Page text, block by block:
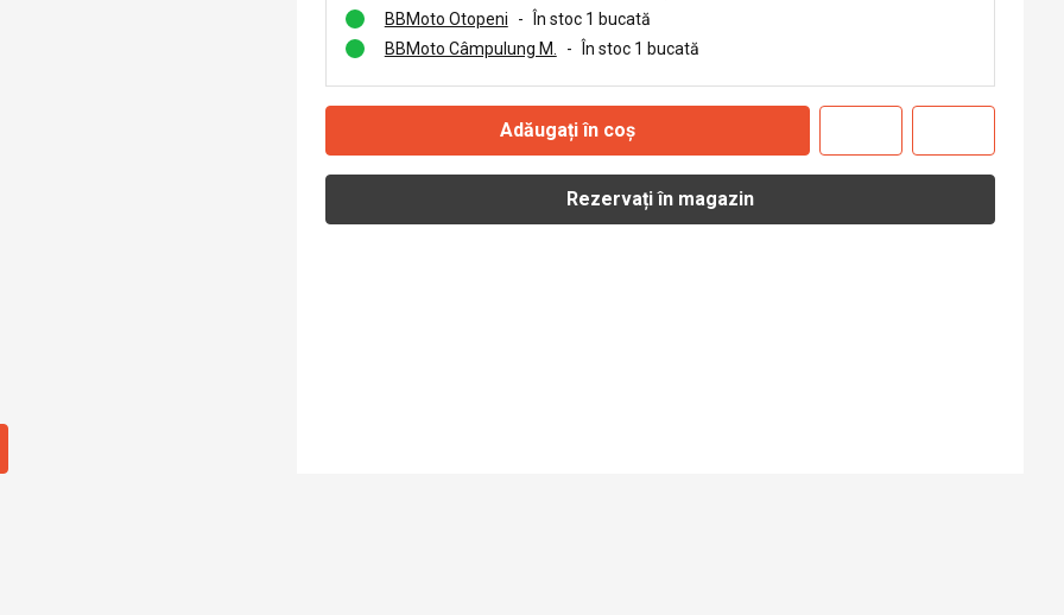
BBMoto Otopeni
- În stoc 1 bucată
BBMoto Câmpulung M.
- În stoc 1 bucată
Adăugați în coș
Rezervați în magazin